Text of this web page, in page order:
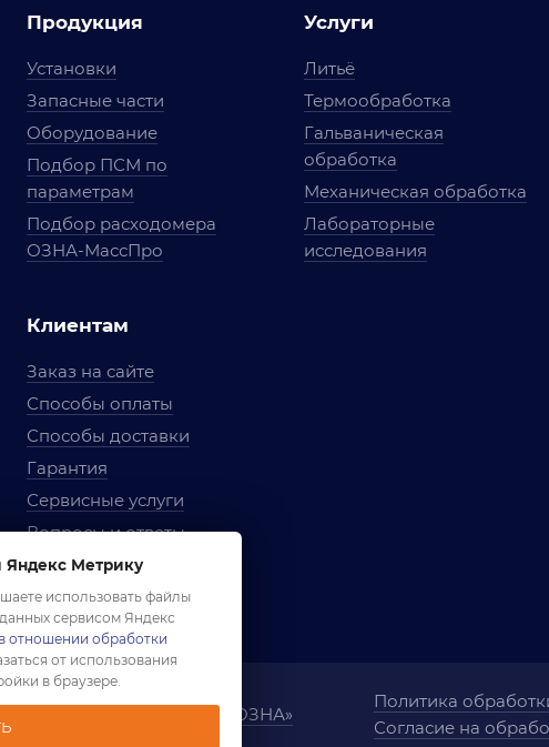
Продукция
Установки
Запасные части
Оборудование
Подбор ПСМ по
параметрам
Подбор расходомера
ОЗНА-МассПро
Клиентам
Заказ на сайте
Способы оплаты
Способы доставки
Гарантия
Сервисные услуги
Вопросы и ответы
Условия сотрудничества
Правила использования
Услуги
Литьё
Термообработка
Гальваническая
обработка
Механическая обработка
Лабораторные
исследования
Компания «ОЗНА»
Политика
Согласие на
Яндекс Метрику
использовать файлы
сервисом Яндекс
отношении обработки
от использования
в браузере.